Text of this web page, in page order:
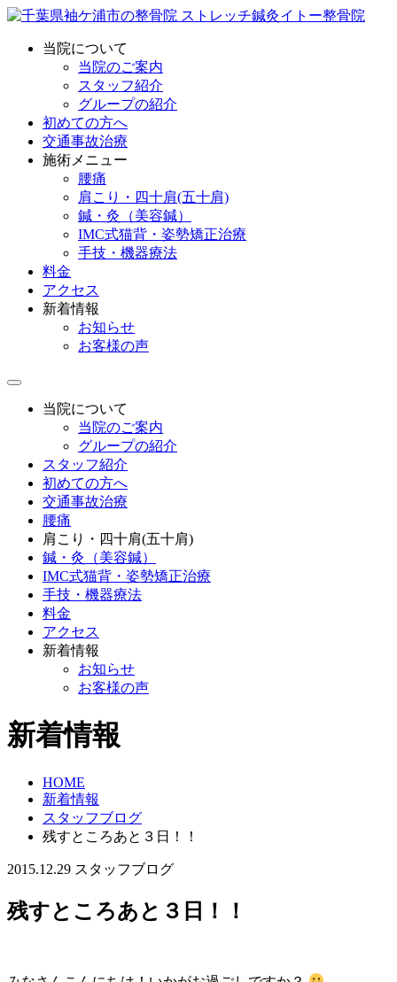
当院について
当院のご案内
スタッフ紹介
グループの紹介
初めての方へ
交通事故治療
施術メニュー
腰痛
肩こり・四十肩(五十肩)
鍼・灸（美容鍼）
IMC式猫背・姿勢矯正治療
手技・機器療法
料金
アクセス
新着情報
お知らせ
お客様の声
当院について
当院のご案内
グループの紹介
スタッフ紹介
初めての方へ
交通事故治療
腰痛
肩こり・四十肩(五十肩)
鍼・灸（美容鍼）
IMC式猫背・姿勢矯正治療
手技・機器療法
料金
アクセス
新着情報
お知らせ
お客様の声
新着情報
HOME
新着情報
スタッフブログ
残すところあと３日！！
2015.12.29 スタッフブログ
残すところあと３日！！